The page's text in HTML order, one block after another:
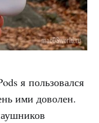
я пользовался
ими доволен.